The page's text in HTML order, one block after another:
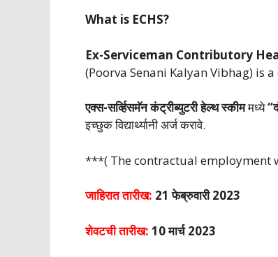
What is ECHS?
Ex-Serviceman Contributory
(Poorva Senani Kalyan Vibhag) is
एक्स-सर्व्हिसमॅन कंट्रीब्युटरी हेल्थ स्कीममध्ये
इच्छुक विद्यार्थ्यानी अर्ज करावे.
***( The contractual employment
जाहिरात तारीख: 21 फेब्रुवारी 2023
शेवटची तारीख: 10 मार्च 2023